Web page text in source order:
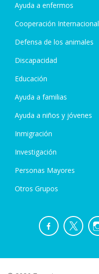
Ayuda a enfermos
Cooperación Internacional
Defensa de los animales
Discapacidad
Educación
Ayuda a familias
Ayuda a niños y jóvenes
Inmigración
Investigación
Personas Mayores
Otros Grupos